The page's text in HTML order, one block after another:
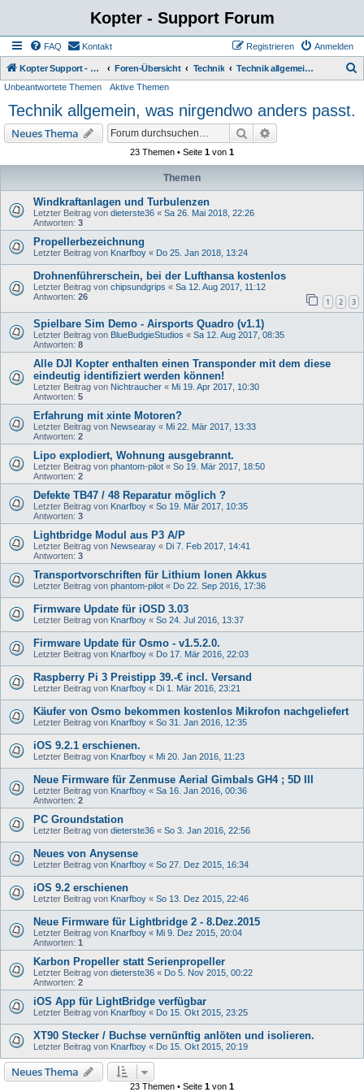
Kopter - Support Forum
FAQ Kontakt Anmelden
Registrieren
Kopter Support - von Anwendern für Anwender. Foren-Übersicht Technik Technik allgemein, was nirgendwo anders passt.
Unbeantwortete Themen Aktive Themen
Technik allgemein, was nirgendwo anders passt.
Neues Thema Suche
23 Themen • Seite 1 von 1
Themen
Windkraftanlagen und Turbulenzen
Letzter Beitrag von dieterste36 « Sa 26. Mai 2018, 22:26
Antworten: 3
Propellerbezeichnung
Letzter Beitrag von Knarfboy « Do 25. Jan 2018, 13:24
Drohnenführerschein, bei der Lufthansa kostenlos
Letzter Beitrag von chipsundgrips « Sa 12. Aug 2017, 11:12
Antworten: 26 1 2 3
Spielbare Sim Demo - Airsports Quadro (v1.1)
Letzter Beitrag von BlueBudgieStudios « Sa 12. Aug 2017, 08:35
Antworten: 8
Alle DJI Kopter enthalten einen Transponder mit dem diese
eindeutig identifiziert werden können!
Letzter Beitrag von Nichtraucher « Mi 19. Apr 2017, 10:30
Antworten: 5
Erfahrung mit xinte Motoren?
Letzter Beitrag von Newsearay « Mi 22. Mär 2017, 13:33
Antworten: 2
Lipo explodiert, Wohnung ausgebrannt.
Letzter Beitrag von phantom-pilot « So 19. Mär 2017, 18:50
Antworten: 2
Defekte TB47 / 48 Reparatur möglich ?
Letzter Beitrag von Knarfboy « So 19. Mär 2017, 10:35
Antworten: 3
Lightbridge Modul aus P3 A/P
Letzter Beitrag von Newsearay « Di 7. Feb 2017, 14:41
Antworten: 3
Transportvorschriften für Lithium Ionen Akkus
Letzter Beitrag von phantom-pilot « Do 22. Sep 2016, 17:36
Firmware Update für iOSD 3.03
Letzter Beitrag von Knarfboy « So 24. Jul 2016, 13:37
Firmware Update für Osmo - v1.5.2.0.
Letzter Beitrag von Knarfboy « Do 17. Mär 2016, 22:03
Raspberry Pi 3 Preistipp 39.-€ incl. Versand
Letzter Beitrag von Knarfboy « Di 1. Mär 2016, 23:21
Käufer von Osmo bekommen kostenlos Mikrofon nachgeliefert
Letzter Beitrag von Knarfboy « So 31. Jan 2016, 12:35
iOS 9.2.1 erschienen.
Letzter Beitrag von Knarfboy « Mi 20. Jan 2016, 11:23
Neue Firmware für Zenmuse Aerial Gimbals GH4 ; 5D III
Letzter Beitrag von Knarfboy « Sa 16. Jan 2016, 00:36
Antworten: 2
PC Groundstation
Letzter Beitrag von dieterste36 « So 3. Jan 2016, 22:56
Neues von Anysense
Letzter Beitrag von Knarfboy « So 27. Dez 2015, 16:34
iOS 9.2 erschienen
Letzter Beitrag von Knarfboy « So 13. Dez 2015, 22:46
Neue Firmware für Lightbridge 2 - 8.Dez.2015
Letzter Beitrag von Knarfboy « Mi 9. Dez 2015, 20:04
Antworten: 1
Karbon Propeller statt Serienpropeller
Letzter Beitrag von dieterste36 « Do 5. Nov 2015, 00:22
Antworten: 2
iOS App für LightBridge verfügbar
Letzter Beitrag von Knarfboy « Do 15. Okt 2015, 23:25
XT90 Stecker / Buchse vernünftig anlöten und isolieren.
Letzter Beitrag von Knarfboy « Do 15. Okt 2015, 20:19
Neues Thema
23 Themen • Seite 1 von 1